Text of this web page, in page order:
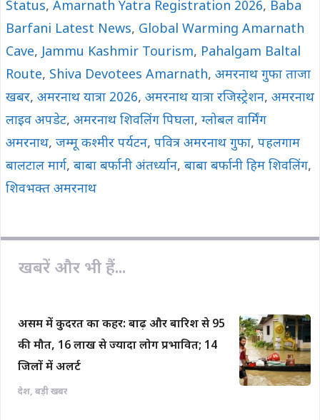
Status, Amarnath Yatra Registration 2026, Baba
Barfani Latest News, Global Warming Amarnath
Cave,Jammu Kashmir Tourism, Pahalgam Baltal
Route, Shiva Devotees Amarnath, अमरनाथ गुफा ताजा
खबर, अमरनाथ यात्रा 2026, अमरनाथ यात्रा रजिस्ट्रेशन, अमरनाथ
लाइव अपडेट, अमरनाथ शिवलिंग पिघला, ग्लोबल वार्मिंग
अमरनाथ, जम्मू कश्मीर पर्यटन, पवित्र अमरनाथ गुफा, पहलगाम
बालटाल मार्ग, बाबा बर्फानी अंतर्ध्यान, बाबा बर्फानी हिम शिवलिंग,
शिवभक्त अमरनाथ
खबरें और भी हैं...
असम में कुदरत का कहर: बाढ़ और बारिश से 95
की मौत, 16 लाख से ज्यादा लोग प्रभावित; 14
जिलों में अलर्ट
देश, बड़ी खबर